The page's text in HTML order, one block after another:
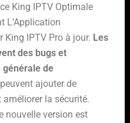
King IPTV Optimale
L’Application
IPTV Pro à jour. Les
des bugs et
de
ajouter de
la sécurité.
nouvelle version est